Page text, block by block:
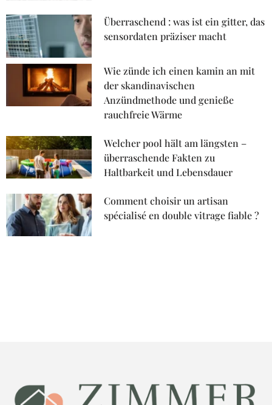
Überraschend : was ist ein gitter, das
sensordaten präziser macht
Wie zünde ich einen kamin an mit
der skandinavischen
Anzündmethode und genieße
rauchfreie Wärme
Welcher pool hält am längsten –
überraschende Fakten zu
Haltbarkeit und Lebensdauer
Comment choisir un artisan
spécialisé en double vitrage fiable ?